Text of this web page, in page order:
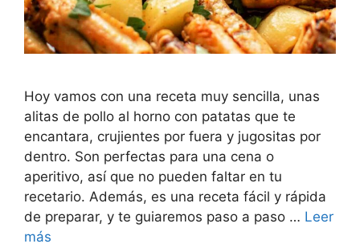
Hoy vamos con una receta muy sencilla, unas
alitas de pollo al horno con patatas que te
encantara, crujientes por fuera y jugositas por
dentro. Son perfectas para una cena o
aperitivo, así que no pueden faltar en tu
recetario. Además, es una receta fácil y rápida
de preparar, y te guiaremos paso a paso … Leer
más